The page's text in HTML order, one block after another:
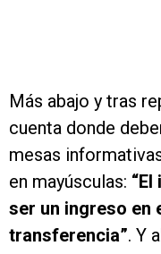
Más abajo y tras
cuenta donde
mesas
en mayúsculas:
ser un ingreso en
transferencia”. Y